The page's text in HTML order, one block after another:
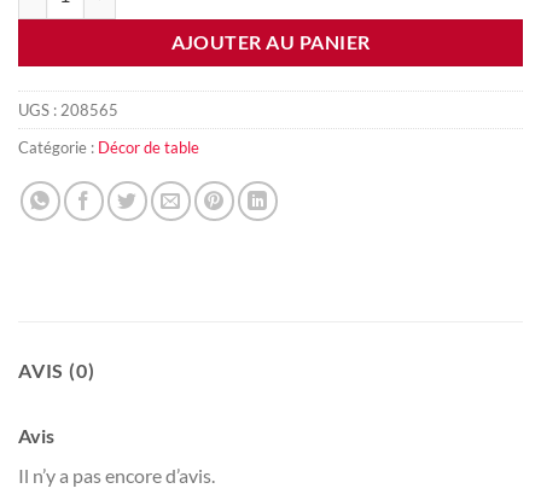
AJOUTER AU PANIER
UGS :208565
Catégorie : Décor de table
AVIS (0)
Avis
Il n’y a pas encore d’avis.